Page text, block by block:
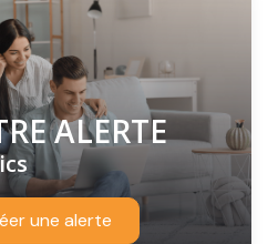
ALERTE
une alerte